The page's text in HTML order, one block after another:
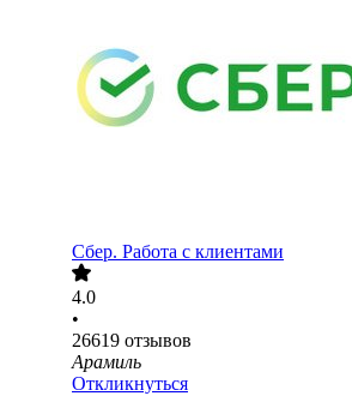
Сбер. Работа с клиентами
4.0
•
26619 отзывов
Арамиль
Откликнуться